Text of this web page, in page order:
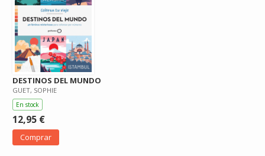
DESTINOS DEL MUNDO
GUET, SOPHIE
En stock
12,95 €
Comprar